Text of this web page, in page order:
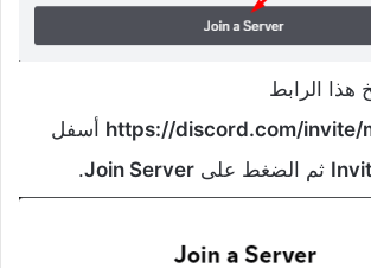
هذا الرابط
https://discord.com/invite/ أسفل
ثم الضغط على Join Server
.